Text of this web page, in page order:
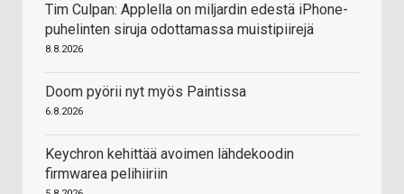
Tim Culpan: Applella on miljardin edestä iPhone-
puhelinten siruja odottamassa muistipiirejä
8.8.2026
Doom pyörii nyt myös Paintissa
6.8.2026
Keychron kehittää avoimen lähdekoodin
firmwarea pelihiiriin